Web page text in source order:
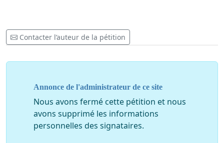
Contacter l’auteur de la pétition
Annonce de l'administrateur de ce site
Nous avons fermé cette pétition et nous
avons supprimé les informations
personnelles des signataires.